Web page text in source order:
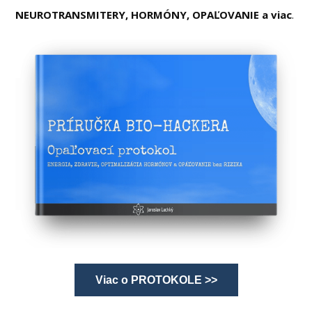
NEUROTRANSMITERY, HORMÓNY, OPAĽOVANIE a viac.
Viac o PROTOKOLE >>